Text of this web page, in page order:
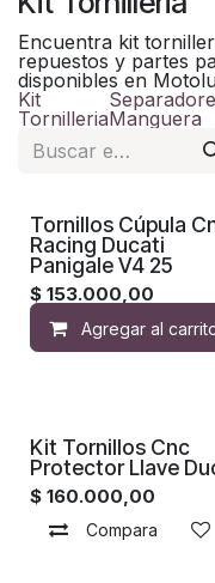
Encuentra kit
repuestos y partes
disponibles en
Kit
TornilleriaManguera
Tornillos Cúpula
Racing Ducati
Panigale V4 25
$ 153.000,00
Agregar al
Proximamente
Kit Tornillos Cnc
Protector Llave
$ 160.000,00
Compara